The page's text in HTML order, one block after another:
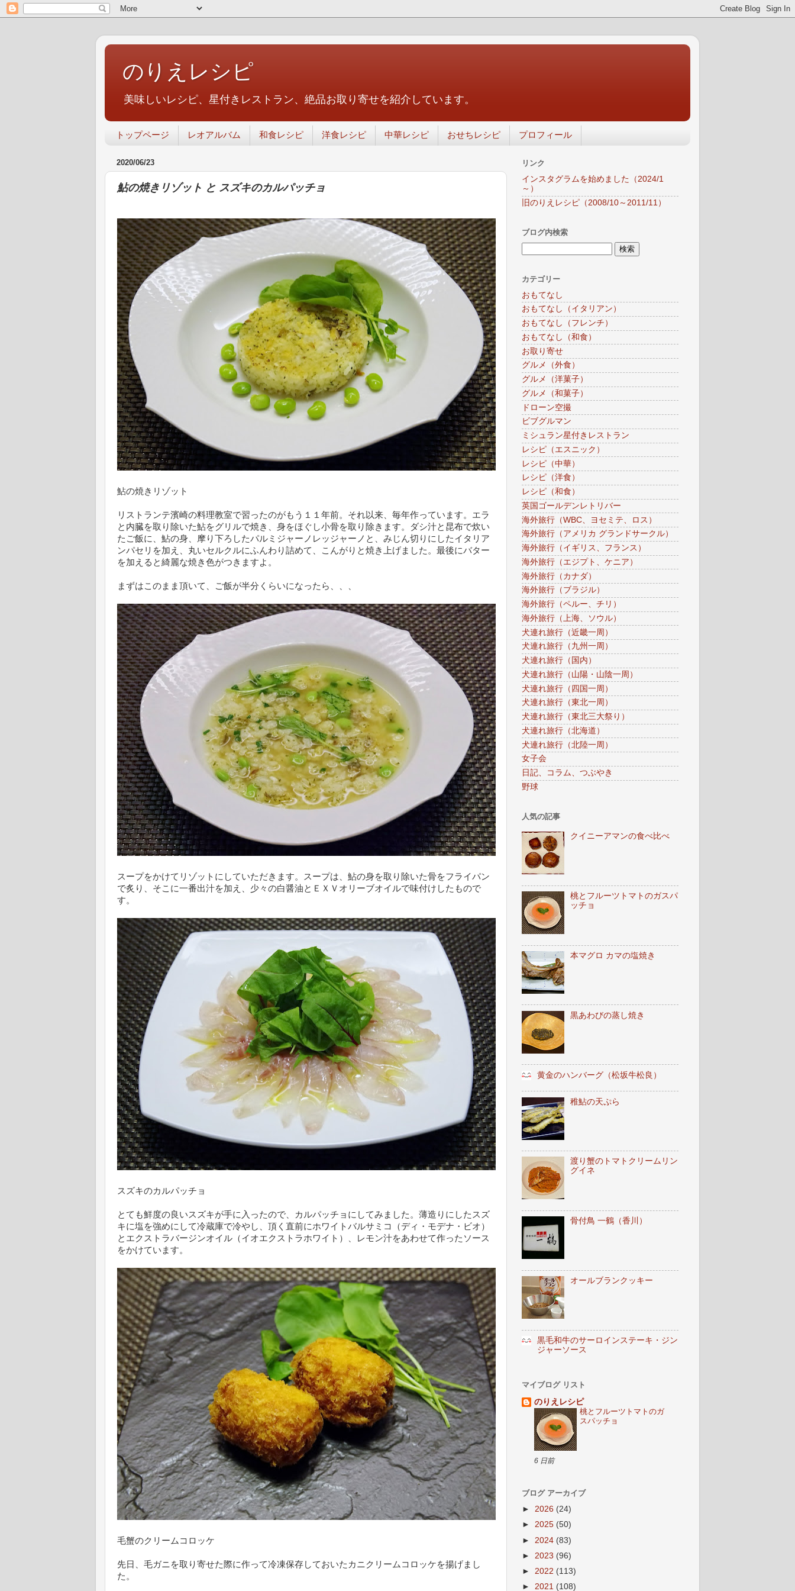
のりえレシピ
美味しいレシピ、星付きレストラン、絶品お取り寄せを紹介しています。
トップページ レオアルバム 和食レシピ 洋食レシピ 中華レシピ おせちレシピ プロフィール
2020/06/23
鮎の焼きリゾット と スズキのカルパッチョ
鮎の焼きリゾット
リストランテ濱崎の料理教室で習ったのがもう１１年前。それ以来、毎年作っています。エラ
と内臓を取り除いた鮎をグリルで焼き、身をほぐし小骨を取り除きます。ダシ汁と昆布で炊い
たご飯に、鮎の身、摩り下ろしたパルミジャーノレッジャーノと、みじん切りにしたイタリア
ンパセリを加え、丸いセルクルにふんわり詰めて、こんがりと焼き上げました。最後にバター
を加えると綺麗な焼き色がつきますよ。
まずはこのまま頂いて、ご飯が半分くらいになったら、、、
スープをかけてリゾットにしていただきます。スープは、鮎の身を取り除いた骨をフライパン
で炙り、そこに一番出汁を加え、少々の白醤油とＥＸＶオリーブオイルで味付けしたもので
す。
スズキのカルパッチョ
とても鮮度の良いスズキが手に入ったので、カルパッチョにしてみました。薄造りにしたスズ
キに塩を強めにして冷蔵庫で冷やし、頂く直前にホワイトバルサミコ（ディ・モデナ・ビオ）
とエクストラバージンオイル（イオエクストラホワイト）、レモン汁をあわせて作ったソース
をかけています。
毛蟹のクリームコロッケ
先日、毛ガニを取り寄せた際に作って冷凍保存しておいたカニクリームコロッケを揚げまし
た。
リンク
インスタグラムを始めました（2024/1
～）
旧のりえレシピ（2008/10～2011/11）
ブログ内検索
カテゴリー
おもてなし
おもてなし（イタリアン）
おもてなし（フレンチ）
おもてなし（和食）
お取り寄せ
グルメ（外食）
グルメ（洋菓子）
グルメ（和菓子）
ドローン空撮
ビブグルマン
ミシュラン星付きレストラン
レシピ（エスニック）
レシピ（中華）
レシピ（洋食）
レシピ（和食）
英国ゴールデンレトリバー
海外旅行（WBC、ヨセミテ、ロス）
海外旅行（アメリカ グランドサークル）
海外旅行（イギリス、フランス）
海外旅行（エジプト、ケニア）
海外旅行（カナダ）
海外旅行（ブラジル）
海外旅行（ペルー、チリ）
海外旅行（上海、ソウル）
犬連れ旅行（近畿一周）
犬連れ旅行（九州一周）
犬連れ旅行（国内）
犬連れ旅行（山陽・山陰一周）
犬連れ旅行（四国一周）
犬連れ旅行（東北一周）
犬連れ旅行（東北三大祭り）
犬連れ旅行（北海道）
犬連れ旅行（北陸一周）
女子会
日記、コラム、つぶやき
野球
人気の記事
クイニーアマンの食べ比べ
桃とフルーツトマトのガスパ
ッチョ
本マグロ カマの塩焼き
黒あわびの蒸し焼き
黄金のハンバーグ（松坂牛松良）
稚鮎の天ぷら
渡り蟹のトマトクリームリン
グイネ
骨付鳥 一鶴（香川）
オールブランクッキー
黒毛和牛のサーロインステーキ・ジン
ジャーソース
マイブログ リスト
のりえレシピ
桃とフルーツトマトのガ
スパッチョ
6 日前
ブログ アーカイブ
► 2026 (24)
► 2025 (50)
► 2024 (83)
► 2023 (96)
► 2022 (113)
► 2021 (108)